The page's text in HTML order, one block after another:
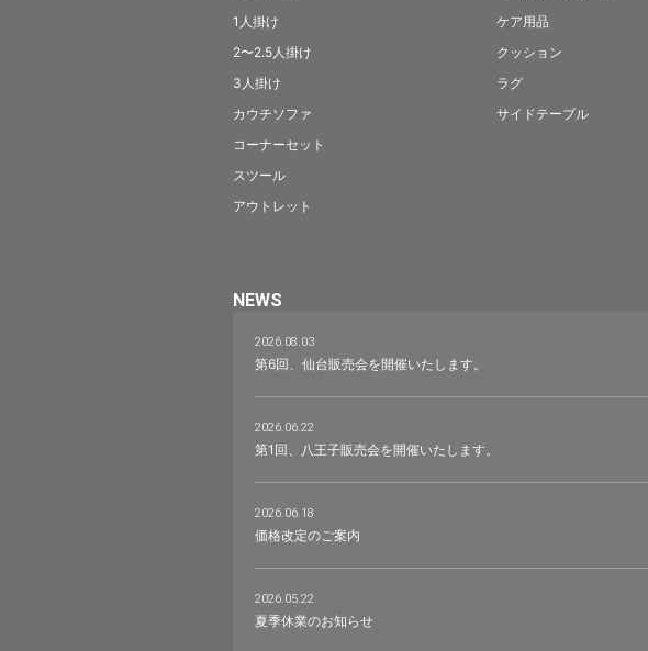
1人掛け
2〜2.5人掛け
3人掛け
カウチソファ
コーナーセット
スツール
アウトレット
ケア用品
クッション
ラグ
サイドテーブル
NEWS
2026.08.03
第6回、仙台販売会を開催いたします。
2026.06.22
第1回、八王子販売会を開催いたします。
2026.06.18
価格改定のご案内
2026.05.22
夏季休業のお知らせ